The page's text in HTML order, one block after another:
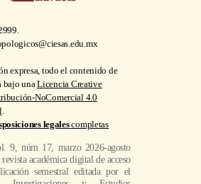
expresa, todo el contenido de
bajo unaLicencia Creative
NoComercial 4.0
.
legalescompletas
9, núm 17, marzo 2026-agosto
académica digital de acceso
semestral editada por el